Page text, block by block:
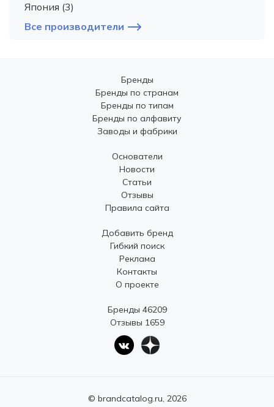
Япония (3)
Все производители
Бренды
Бренды по странам
Бренды по типам
Бренды по алфавиту
Заводы и фабрики
Основатели
Новости
Статьи
Отзывы
Правила сайта
Добавить бренд
Гибкий поиск
Реклама
Контакты
О проекте
Бренды 46209
Отзывы 1659
© brandcatalog.ru, 2026